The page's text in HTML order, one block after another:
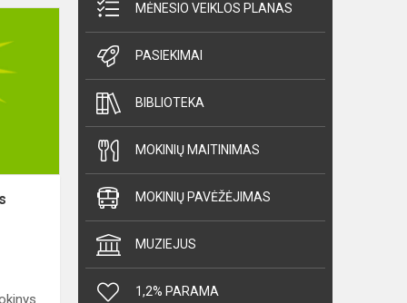
Konkursas
"Raštingiausias
mokinys
2024"
MĖNESIO VEIKLOS PLANAS
PASIEKIMAI
BIBLIOTEKA
MOKINIŲ MAITINIMAS
MOKINIŲ PAVĖŽĖJIMAS
MUZIEJUS
1,2% PARAMA